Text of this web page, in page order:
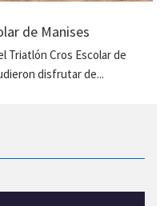
de Manises
Triatlón Cros Escolar de
disfrutar de...